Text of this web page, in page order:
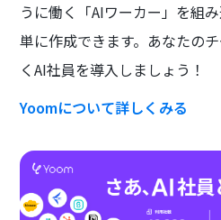
うに働く「AIワーカー」を組
単に作成できます。あなたの
くAI社員を導入しましょう！
Yoomについて詳しくみる